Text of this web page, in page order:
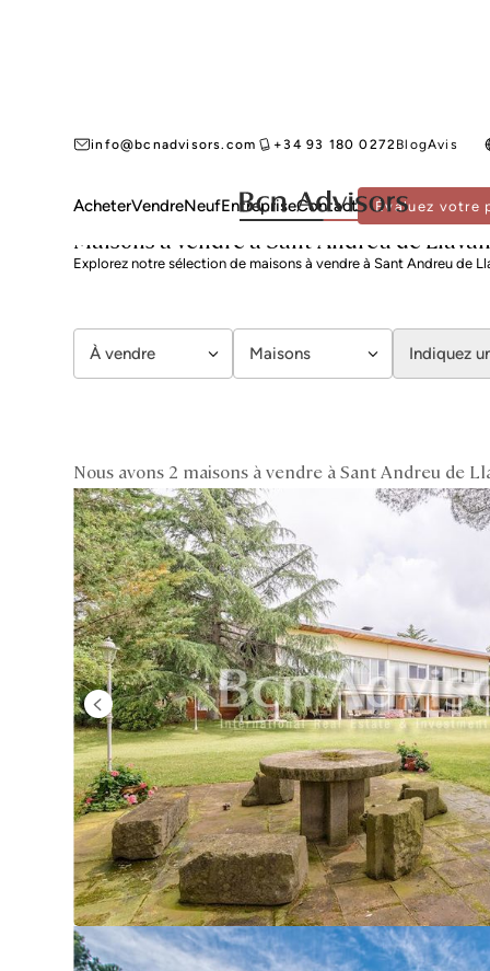
info@bcnadvisors.com +34 93 180 0272BlogAvis
AcheterVendreNeufEntrepriseContact Évaluez votre
BCN ADVISORS MAISONS À VENDRE MARESME SANT ANDREU DE
Maisons à vendre à Sant Andreu de
Explorez notre sélection de maisons à vendre à Sant Andreu de
À vendre Maisons Indiquez
Nous avons 2 maisons à vendre à Sant Andreu de